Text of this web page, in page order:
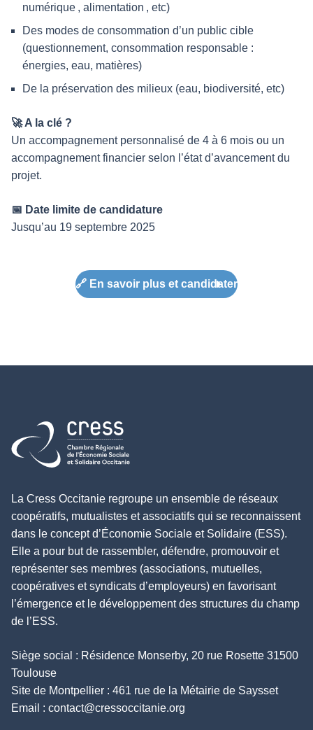
numérique , alimentation , etc)
Des modes de consommation d’un public cible
(questionnement, consommation responsable :
énergies, eau, matières)
De la préservation des milieux (eau, biodiversité, etc)
🚀 A la clé ?
Un accompagnement personnalisé de 4 à 6 mois ou un
accompagnement financier selon l’état d’avancement du
projet.
📅 Date limite de candidature
Jusqu’au 19 septembre 2025
🔗 En savoir plus et candidater
Retour à l'accueil
La Cress Occitanie regroupe un ensemble de réseaux
coopératifs, mutualistes et associatifs qui se reconnaissent
dans le concept d’Économie Sociale et Solidaire (ESS).
Elle a pour but de rassembler, défendre, promouvoir et
représenter ses membres (associations, mutuelles,
coopératives et syndicats d’employeurs) en favorisant
l’émergence et le développement des structures du champ
de l’ESS.
Siège social : Résidence Monserby, 20 rue Rosette 31500
Toulouse
Site de Montpellier : 461 rue de la Métairie de Saysset
Email : contact@cressoccitanie.org